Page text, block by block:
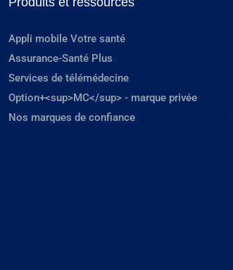
Appli mobile Votre santé
Assurance-Santé Plus
Services de télémédecine
Option+<sup>MC</sup> - marque privée
Nos marques de confiance